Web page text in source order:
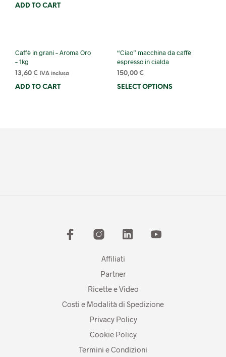
ADD TO CART
Caffè in grani – Aroma Oro
– 1kg
13,60 € IVA inclusa
ADD TO CART
“Ciao” macchina da caffè
espresso in cialda
150,00 €
SELECT OPTIONS
Affiliati
Partner
Ricette e Video
Costi e Modalità di Spedizione
Privacy Policy
Cookie Policy
Termini e Condizioni